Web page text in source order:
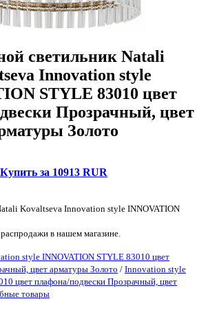
светильник Natali
Innovation style
STYLE 83010 цвет
Прозрачный, цвет
Золото
Купить за 10913 RUR
Kovaltseva Innovation style INNOVATION
в нашем магазине.
style INNOVATION STYLE 83010 цвет
цвет арматуры Золото / Innovation style
цвет плафона/подвески Прозрачный, цвет
товары